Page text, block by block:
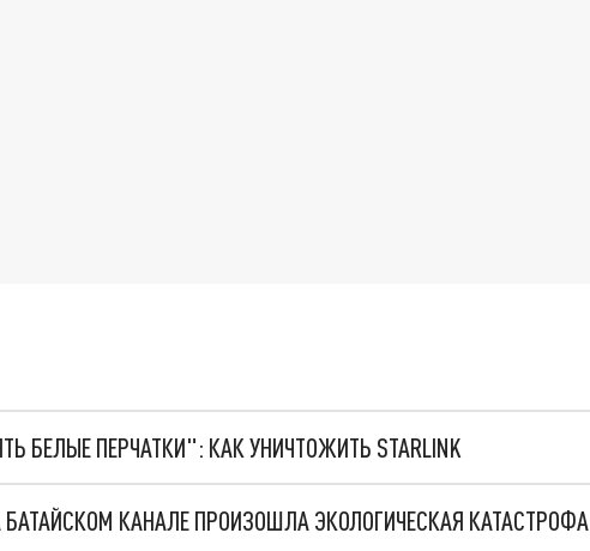
БЕЛЫЕ ПЕРЧАТКИ": КАК УНИЧТОЖИТЬ STARLINK
КАНАЛЕ ПРОИЗОШЛА ЭКОЛОГИЧЕСКАЯ КАТАСТРОФА